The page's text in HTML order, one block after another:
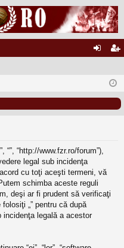
eg
“”, “http://www.fzr.ro/forum”),
legal sub incidenţa
cu toţi aceşti termeni, vă
schimba aceste reguli
deşi ar fi prudent să verificaţi
„” pentru că după
legală a acestor